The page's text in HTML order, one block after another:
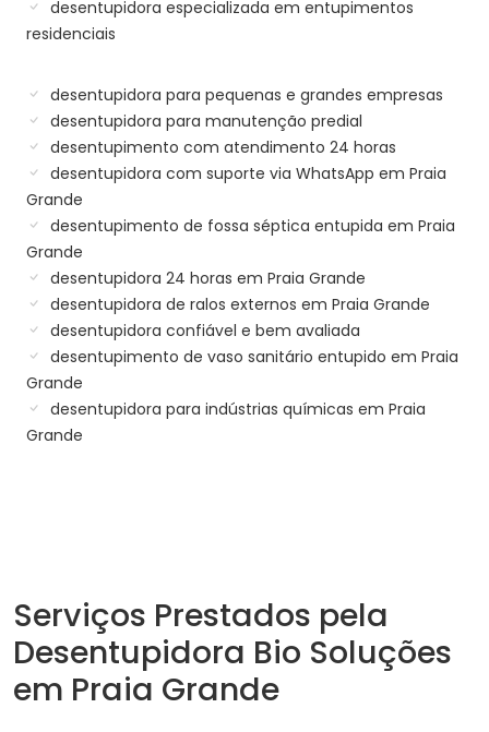
desentupidora especializada em entupimentos
residenciais
desentupidora para pequenas e grandes empresas
desentupidora para manutenção predial
desentupimento com atendimento 24 horas
desentupidora com suporte via WhatsApp em Praia
Grande
desentupimento de fossa séptica entupida em Praia
Grande
desentupidora 24 horas em Praia Grande
desentupidora de ralos externos em Praia Grande
desentupidora confiável e bem avaliada
desentupimento de vaso sanitário entupido em Praia
Grande
desentupidora para indústrias químicas em Praia
Grande
Serviços Prestados pela
Desentupidora Bio Soluções
em Praia Grande